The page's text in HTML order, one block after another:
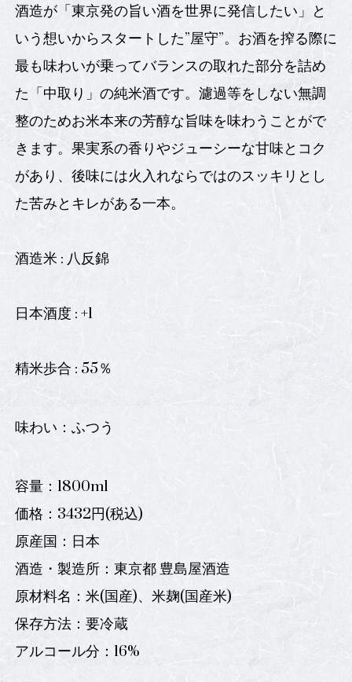
酒造が「東京発の旨い酒を世界に発信したい」と
いう想いからスタートした”屋守”。お酒を搾る際に
最も味わいが乗ってバランスの取れた部分を詰め
た「中取り」の純米酒です。濾過等をしない無調
整のためお米本来の芳醇な旨味を味わうことがで
きます。果実系の香りやジューシーな甘味とコク
があり、後味には火入れならではのスッキリとし
た苦みとキレがある一本。
酒造米 : 八反錦
日本酒度 : +1
精米歩合 : 55％
味わい：ふつう
容量：1800ml
価格：3432円(税込)
原産国：日本
酒造・製造所：東京都 豊島屋酒造
原材料名：米(国産)、米麹(国産米)
保存方法：要冷蔵
アルコール分：16%